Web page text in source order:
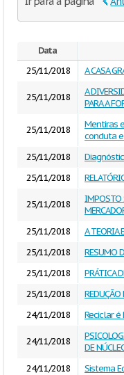
Data
25/11/2018
A CASA
25/11/2018
A
PARA A
25/11/2018
Mentiras
conduta
25/11/2018
25/11/2018
25/11/2018
IMPOSTO
25/11/2018 A TEORIA
25/11/2018
RESUMO
25/11/2018
PRÁTICA
25/11/2018
REDUÇÃO
24/11/2018
Reciclar é
24/11/2018
DE
24/11/2018 Sistema